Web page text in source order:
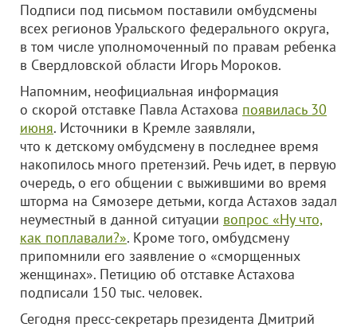
Подписи под письмом поставили омбудсмены
всех регионов Уральского федерального округа,
в том числе уполномоченный по правам ребенка
в Свердловской области Игорь Мороков.
Напомним, неофициальная информация
о скорой отставке Павла Астахова появилась 30
июня. Источники в Кремле заявляли,
что к детскому омбудсмену в последнее время
накопилось много претензий. Речь идет, в первую
очередь, о его общении с выжившими во время
шторма на Сямозере детьми, когда Астахов задал
неуместный в данной ситуации вопрос «Ну что,
как поплавали?». Кроме того, омбудсмену
припомнили его заявление о «сморщенных
женщинах». Петицию об отставке Астахова
подписали 150 тыс. человек.
Сегодня пресс-секретарь президента Дмитрий